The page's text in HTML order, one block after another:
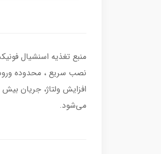
نصب سریع ، محدوده
می‌شود.